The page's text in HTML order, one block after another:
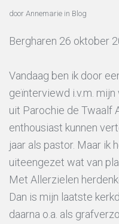
door Annemarie in Blog
Bergharen 26 oktober
Vandaag ben ik door
geïnterviewd i.v.m.
uit Parochie de Twaalf
enthousiast kunnen
jaar als pastor. Maar ik
uiteengezet wat van
Met Allerzielen
Dan is mijn laatste
daarna o.a. als